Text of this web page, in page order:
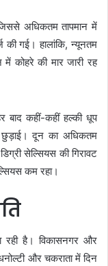
अधिकतम तापमान में
की गई। हालांकि, न्यूनतम
कोहरे की मार जारी रह
बाद कहीं-कहीं हल्की धूप
दून का अधिकतम
सेल्सियस की गिरावट
कम रहा।
है। विकासनगर और
और चकराता में दिन